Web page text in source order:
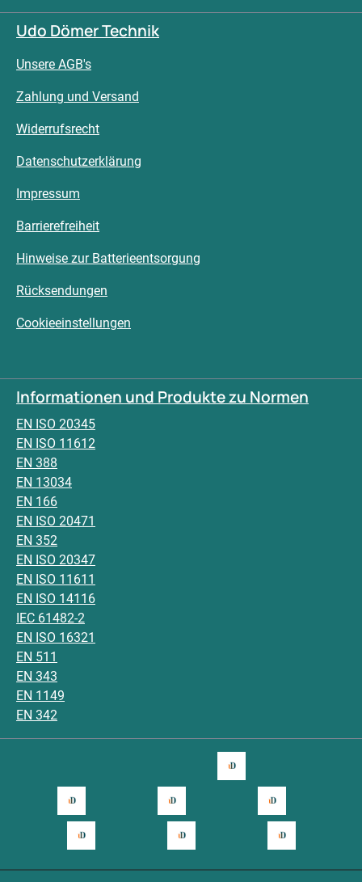
Udo Dömer Technik
Unsere AGB's
Zahlung und Versand
Widerrufsrecht
Datenschutzerklärung
Impressum
Barrierefreiheit
Hinweise zur Batterieentsorgung
Rücksendungen
Cookieeinstellungen
Informationen und Produkte zu Normen
EN ISO 20345
EN ISO 11612
EN 388
EN 13034
EN 166
EN ISO 20471
EN 352
EN ISO 20347
EN ISO 11611
EN ISO 14116
IEC 61482-2
EN ISO 16321
EN 511
EN 343
EN 1149
EN 342